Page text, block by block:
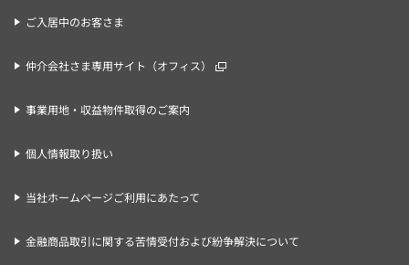
ご入居中のお客さま
仲介会社さま専用サイト（オフィス）
事業用地・収益物件取得のご案内
個人情報取り扱い
当社ホームページご利用にあたって
金融商品取引に関する苦情受付および紛争解決について